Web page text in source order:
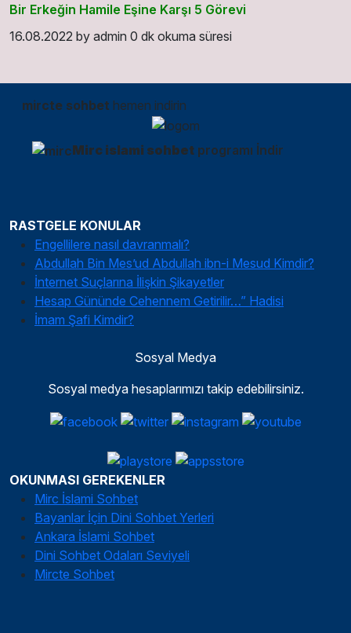
Bir Erkeğin Hamile Eşine Karşı 5 Görevi
16.08.2022 by admin 0 dk okuma süresi
mircte sohbet hemen indirin
Mirc islami sohbet programı İndir
RASTGELE KONULAR
Engellilere nasıl davranmalı?
Abdullah Bin Mes’ud Abdullah ibn-i Mesud Kimdir?
İnternet Suçlarına İlişkin Şikayetler
Hesap Gününde Cehennem Getirilir…” Hadisi
İmam Şafi Kimdir?
Sosyal Medya
Sosyal medya hesaplarımızı takip edebilirsiniz.
OKUNMASI GEREKENLER
Mirc İslami Sohbet
Bayanlar İçin Dini Sohbet Yerleri
Ankara İslami Sohbet
Dini Sohbet Odaları Seviyeli
Mircte Sohbet